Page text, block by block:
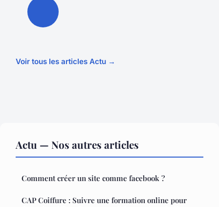
Voir tous les articles Actu →
Actu — Nos autres articles
Comment créer un site comme facebook ?
CAP Coiffure : Suivre une formation online pour